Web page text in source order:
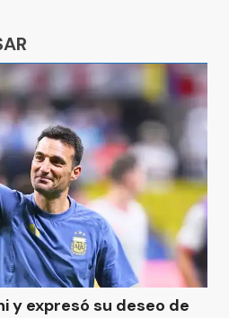
y expresó su deseo de